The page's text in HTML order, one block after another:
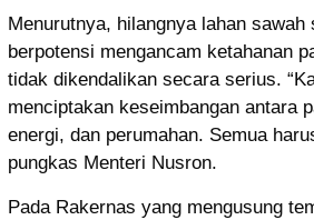
Menurutnya, hilangnya lahan sawah
berpotensi mengancam ketahanan
tidak dikendalikan secara serius.
menciptakan keseimbangan antara
energi, dan perumahan. Semua
pungkas Menteri Nusron.
Pada Rakernas yang mengusung